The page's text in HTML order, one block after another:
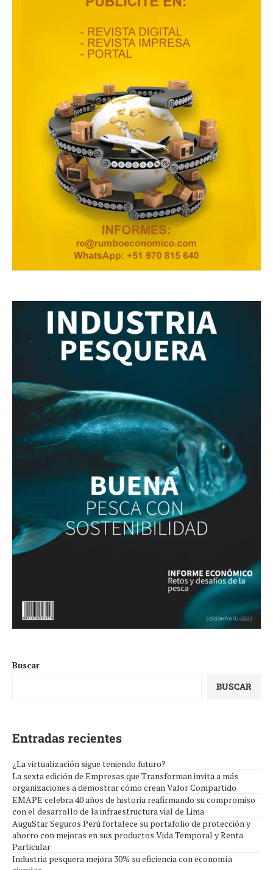
Buscar
BUSCAR
Entradas recientes
¿La virtualización sigue teniendo futuro?
La sexta edición de Empresas que Transforman invita a más
organizaciones a demostrar cómo crean Valor Compartido
EMAPE celebra 40 años de historia reafirmando su compromiso
con el desarrollo de la infraestructura vial de Lima
AuguStar Seguros Perú fortalece su portafolio de protección y
ahorro con mejoras en sus productos Vida Temporal y Renta
Particular
Industria pesquera mejora 30% su eficiencia con economía